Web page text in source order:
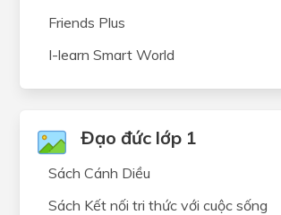
Friends Plus
I-learn Smart World
Đạo đức lớp 1
Sách Cánh Diều
Sách Kết nối tri thức với cuộc sống